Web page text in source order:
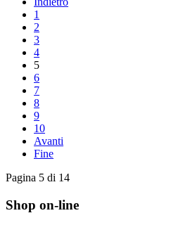
1
2
3
4
5
6
7
8
9
10
Avanti
Fine
Pagina 5 di 14
Shop on-line